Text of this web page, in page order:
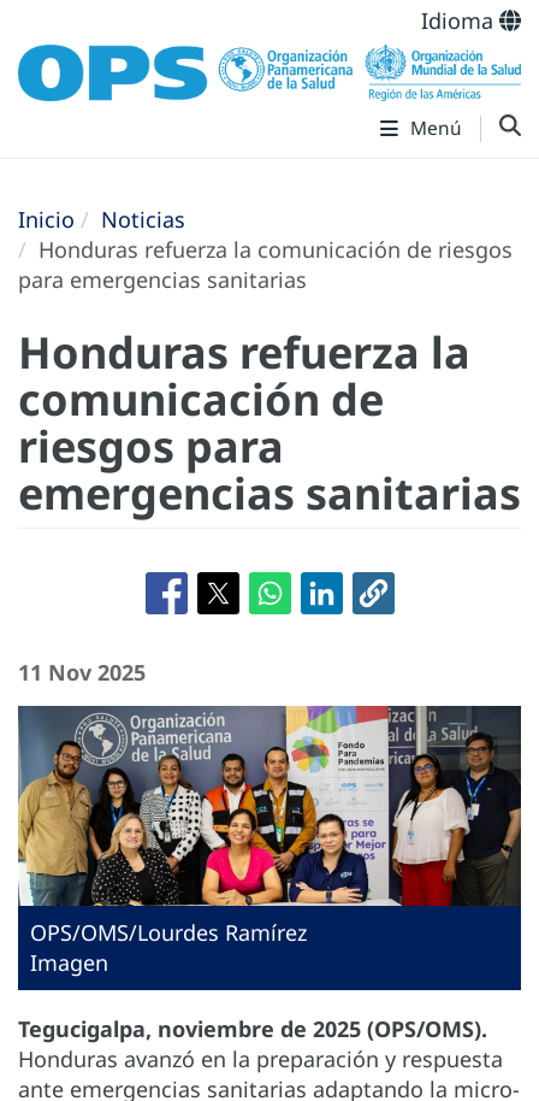
Idioma
Menú
Inicio
Noticias
Honduras refuerza la comunicación de riesgos
para emergencias sanitarias
Honduras refuerza la
comunicación de
riesgos para
emergencias sanitarias
11 Nov 2025
OPS/OMS/Lourdes Ramírez
Imagen
Tegucigalpa, noviembre de 2025 (OPS/OMS).
Honduras avanzó en la preparación y respuesta
ante emergencias sanitarias adaptando la micro-